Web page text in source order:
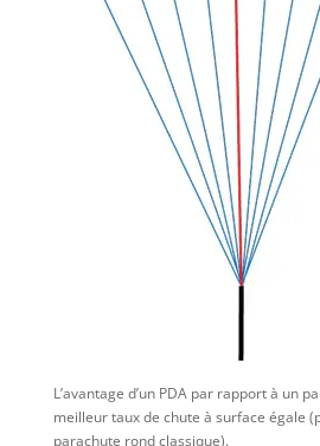
L’avantage d’un PDA par rapport à un
meilleur taux de chute à surface égale
parachute rond classique).